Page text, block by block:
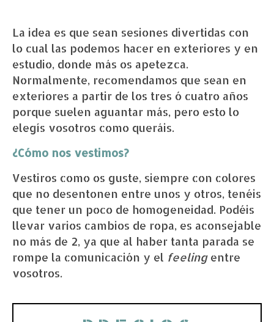
La idea es que sean sesiones divertidas con
lo cual las podemos hacer en exteriores y en
estudio, donde más os apetezca.
Normalmente, recomendamos que sean en
exteriores a partir de los tres ó cuatro años
porque suelen aguantar más, pero esto lo
elegís vosotros como queráis.
¿Cómo nos vestimos?
Vestiros como os guste, siempre con colores
que no desentonen entre unos y otros, tenéis
que tener un poco de homogeneidad. Podéis
llevar varios cambios de ropa, es aconsejable
no más de 2, ya que al haber tanta parada se
rompe la comunicación y el feelingentre
vosotros.